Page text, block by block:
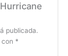
publicada.
*